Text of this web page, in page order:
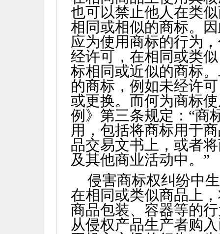
也可以禁止他人在类
相同或相似的商标。
应为使用商标的行为
经许可，在相同或类
标相同或近似的商标
的商标，例如未经许
或更换。而何为商标
例》第三条规定：“商
用，包括将商标用于
品交易文书上，或者
及其他商业活动中。”
侵害商标权纠纷中
在相同或类似商品上
商品包装、容器等的
从侵权产品生产者购